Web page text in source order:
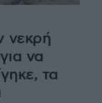
νεκρή
να
τα